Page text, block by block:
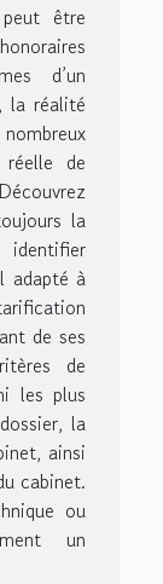
être
d’un
la réalité
de
la
adapté à
de ses
de
les plus
la
ainsi
cabinet.
ou
un